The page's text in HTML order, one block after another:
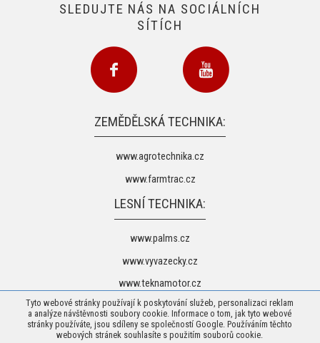
SLEDUJTE NÁS NA SOCIÁLNÍCH
SÍTÍCH
ZEMĚDĚLSKÁ TECHNIKA:
www.agrotechnika.cz
www.farmtrac.cz
LESNÍ TECHNIKA:
www.palms.cz
www.vyvazecky.cz
www.teknamotor.cz
© 2026 Agrotechnika Vaněk s.r.o. -Mapa stránek
Tyto webové stránky používají k poskytování služeb, personalizaci reklam
a analýze návštěvnosti soubory cookie. Informace o tom, jak tyto webové
stránky používáte, jsou sdíleny se společností Google. Používáním těchto
webových stránek souhlasíte s použitím souborů cookie.